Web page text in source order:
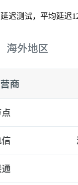
迟测试，平均延迟